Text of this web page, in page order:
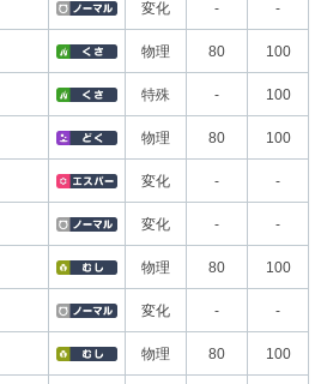
変化 - -
物理 80 100
特殊 - 100
物理 80 100
変化 - -
変化 - -
物理 80 100
変化 - -
物理 80 100